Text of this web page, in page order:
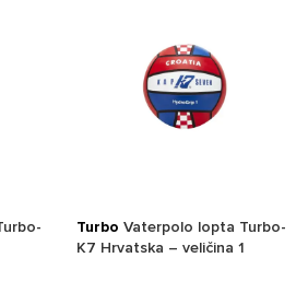
Turbo Vaterpolo lopta Turbo-
K7 Hrvatska – veličina 1